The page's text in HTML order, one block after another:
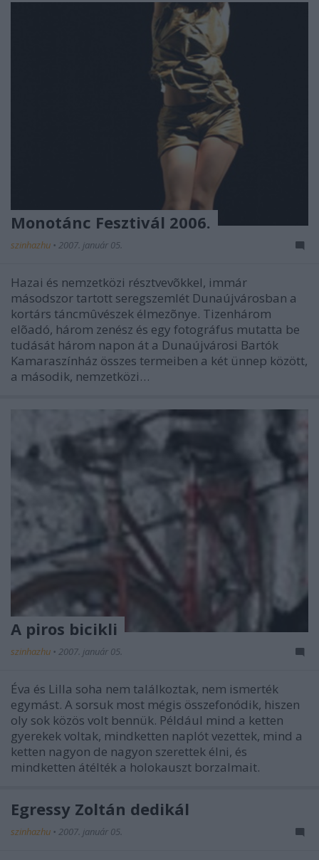
Monotánc Fesztivál 2006.
szinhazhu • 2007. január 05.
Hazai és nemzetközi résztvevõkkel, immár
másodszor tartott seregszemlét Dunaújvárosban a
kortárs táncmûvészek élmezõnye. Tizenhárom
elõadó, három zenész és egy fotográfus mutatta be
tudását három napon át a Dunaújvárosi Bartók
Kamaraszínház összes termeiben a két ünnep között,
a második, nemzetközi…
A piros bicikli
szinhazhu • 2007. január 05.
Éva és Lilla soha nem találkoztak, nem ismerték
egymást. A sorsuk most mégis összefonódik, hiszen
oly sok közös volt bennük. Például mind a ketten
gyerekek voltak, mindketten naplót vezettek, mind a
ketten nagyon de nagyon szerettek élni, és
mindketten átélték a holokauszt borzalmait.
Egressy Zoltán dedikál
szinhazhu • 2007. január 05.